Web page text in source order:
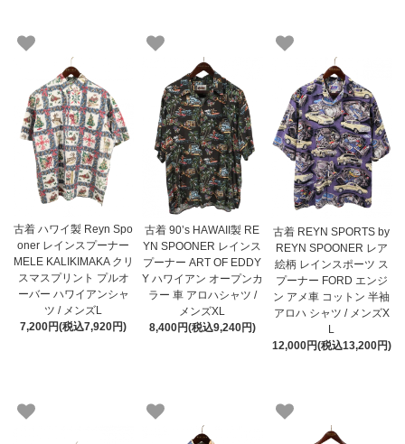
古着 ハワイ製 Reyn Spo
oner レインスプーナー
MELE KALIKIMAKA クリ
スマスプリント プルオ
ーバー ハワイアンシャ
ツ / メンズL
7,200円(税込7,920円)
古着 90’s HAWAII製 RE
YN SPOONER レインス
プーナー ART OF EDDY
Y ハワイアン オープンカ
ラー 車 アロハシャツ /
メンズXL
8,400円(税込9,240円)
古着 REYN SPORTS by
REYN SPOONER レア
絵柄 レインスポーツ ス
プーナー FORD エンジ
ン アメ車 コットン 半袖
アロハ シャツ / メンズX
L
12,000円(税込13,200円)